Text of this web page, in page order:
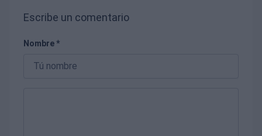
Escribe un comentario
Nombre *